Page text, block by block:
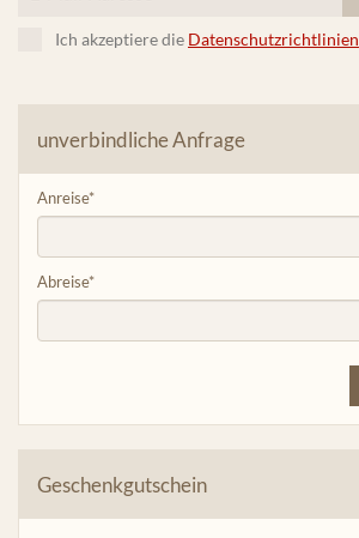
Ich akzeptiere die Datenschutzrichtlinien
unverbindliche Anfrage
Anreise*
Abreise*
Geschenkgutschein